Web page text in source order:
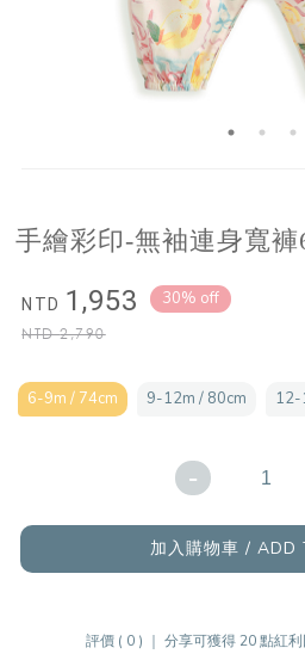
手繪彩印-無袖連身寬褲
NTD 1,953
NTD2,790
30% off
6-9m / 74cm 9-12m / 80cm 12-
-
加入購物車 / ADD
評價 ( 0 ) ｜分享可獲得 20 點紅